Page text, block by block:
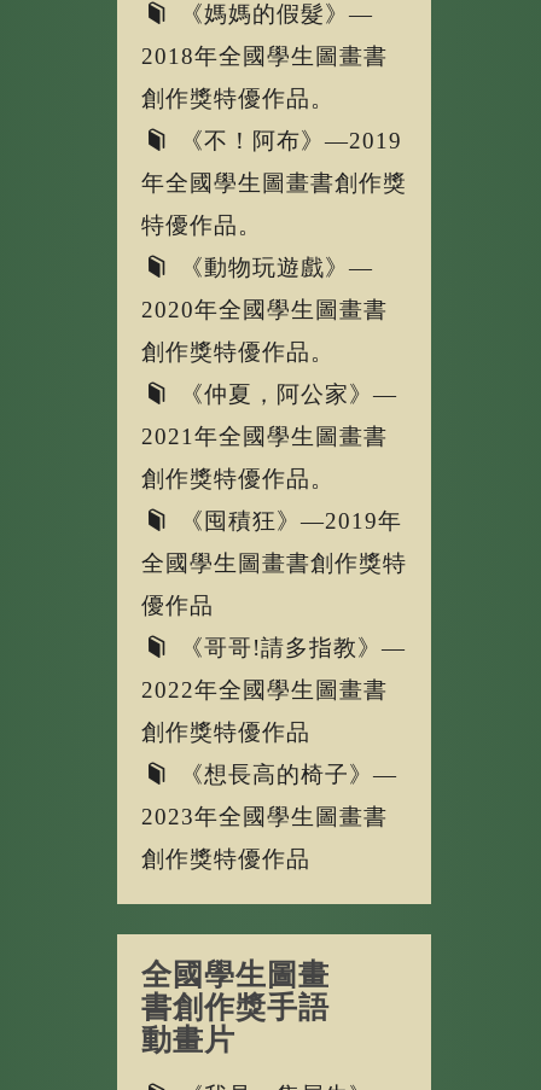
《媽媽的假髮》—
2018年全國學生圖畫書
創作獎特優作品。
《不！阿布》—2019
年全國學生圖畫書創作獎
特優作品。
《動物玩遊戲》—
2020年全國學生圖畫書
創作獎特優作品。
《仲夏，阿公家》—
2021年全國學生圖畫書
創作獎特優作品。
《囤積狂》—2019年
全國學生圖畫書創作獎特
優作品
《哥哥!請多指教》—
2022年全國學生圖畫書
創作獎特優作品
《想長高的椅子》—
2023年全國學生圖畫書
創作獎特優作品
全國學生圖畫
書創作獎手語
動畫片